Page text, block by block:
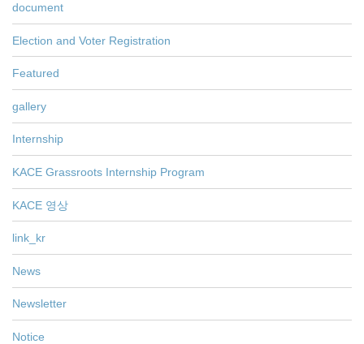
document
Election and Voter Registration
Featured
gallery
Internship
KACE Grassroots Internship Program
KACE 영상
link_kr
News
Newsletter
Notice